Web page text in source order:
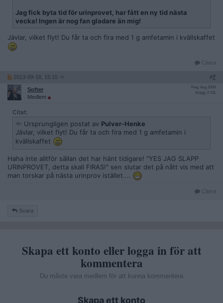
Jag fick byta tid för urinprovet, har fått en ny tid nästa
vecka! Ingen är nog fan gladare än mig!
Jävlar, vilket flyt! Du får ta och fira med 1 g amfetamin i kvällskaffet
Citera
2013-09-18, 15:15 #7
Softer
Medlem
Reg: Aug 2008
Inlägg: 2 411
Citat:
Ursprungligen postat av Pulver-Henke
Jävlar, vilket flyt! Du får ta och fira med 1 g amfetamin i
kvällskaffet
Haha inte alltför sällan det har hänt tidigare! "YES JAG SLAPP
URINPROVET, detta skall FIRAS!" sen slutar det på nått vis med att
man torskar på nästa urinprov istället....
Citera
Svara
Skapa ett konto eller logga in för att
kommentera
Du måste vara medlem för att kunna kommentera
Skapa ett konto